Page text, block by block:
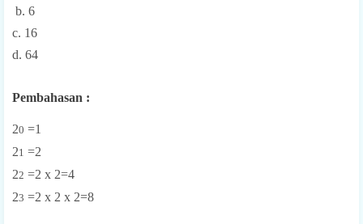
b. 6
c. 16
d. 64
Pembahasan :
20 =1
21 =2
22 =2 x 2=4
23 =2 x 2 x 2=8